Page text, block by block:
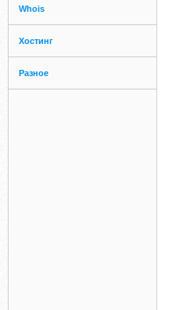
Whois
Хостинг
Разное